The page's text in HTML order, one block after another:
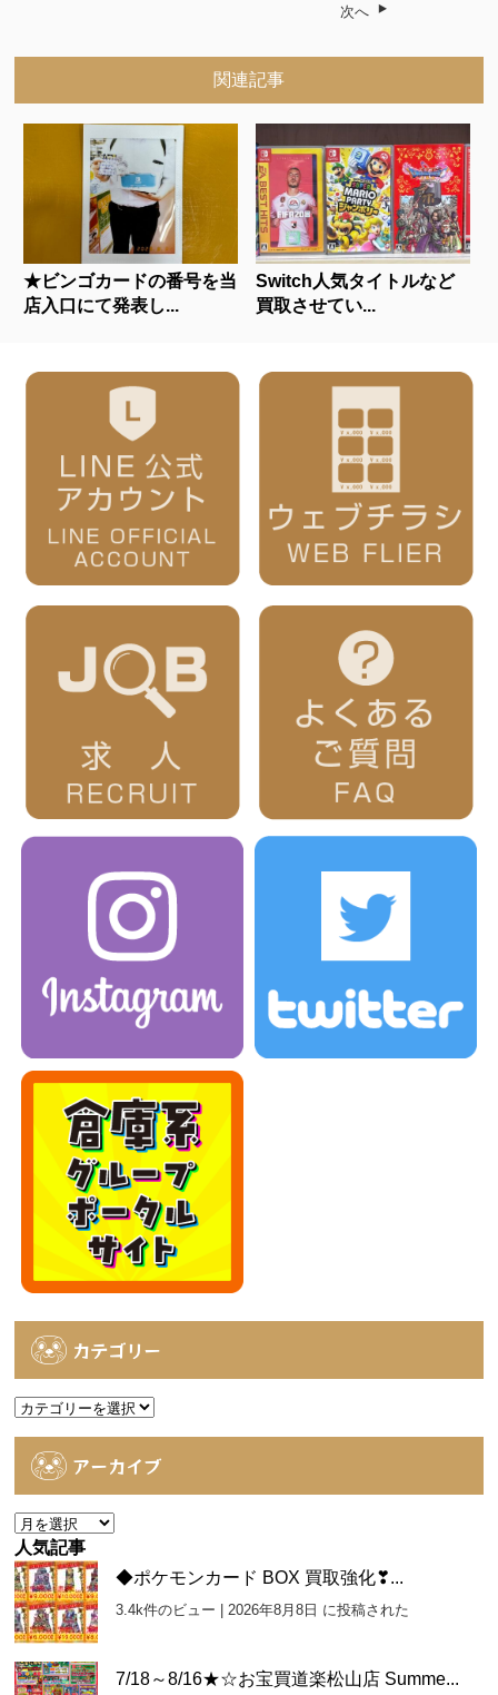
次へ
関連記事
★ビンゴカードの番号を当
店入口にて発表し...
Switch人気タイトルなど
買取させてい...
カテゴリー
カ
アーカイブ
ア
ー
カ
イ
ブ
人気記事
◆ポケモンカード BOX 買取強化❣...
3.4k件のビュー |2026年8月8日 に投稿された
7/18～8/16★☆お宝買道楽松山店 Summe...